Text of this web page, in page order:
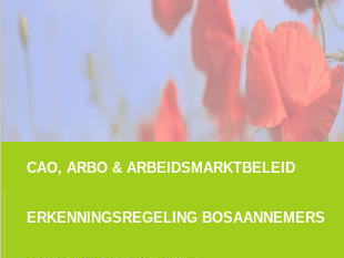
CAO, ARBO & ARBEIDSMARKTBELEID
ERKENNINGSREGELING BOSAANNEMERS